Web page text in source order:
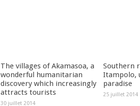
The villages of Akamasoa, a
wonderful humanitarian
discovery which increasingly
attracts tourists
30 juillet 2014
Southern
Itampolo,
paradise
25 juillet 2014